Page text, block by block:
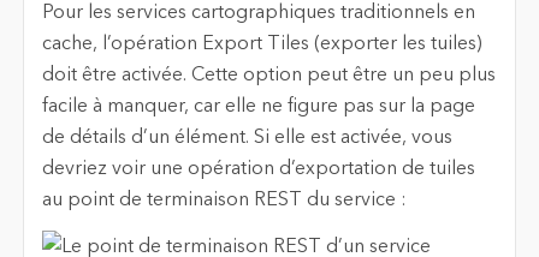
Pour les services cartographiques traditionnels en
cache, l’opération Export Tiles (exporter les tuiles)
doit être activée. Cette option peut être un peu plus
facile à manquer, car elle ne figure pas sur la page
de détails d’un élément. Si elle est activée, vous
devriez voir une opération d’exportation de tuiles
au point de terminaison REST du service :